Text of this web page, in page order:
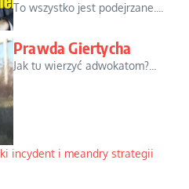
To wszystko jest podejrzane....
Prawda Giertycha
Jak tu wierzyć adwokatom?...